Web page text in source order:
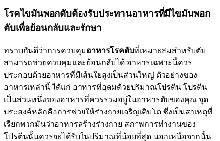
โรคไขมันพอกตับต้องรับประทานอาหารที่มีไขมันพอก
ตับเพื่อย้อนกลับและรักษา
ทราบกันดีว่าการควบคุมอาหารโรคตับที่เหมาะสมสำหรับตับ
สามารถช่วยควบคุมและย้อนกลับได้ อาหารเฉพาะนี้ควร
ประกอบด้วยอาหารที่มีเส้นใยสูงเป็นส่วนใหญ่ ตัวอย่างของ
อาหารเหล่านี้ ได้แก่ อาหารที่อุดมด้วยปริมาณโปรตีน โปรตีน
เป็นส่วนหนึ่งของอาหารที่ควรรวมอยู่ในอาหารตับของคุณ จุด
ประสงค์หลักคือการช่วยให้ร่างกายเจริญเติบโต ซึ่งเป็นสาเหตุที่
เรียกพวกมันว่าอาหารสร้างร่างกาย สภาพการทำงานของ
โปรตีนนั้นควรจะได้รับในปริมาณที่น้อยที่สุด นอกเหนือจากนั้น